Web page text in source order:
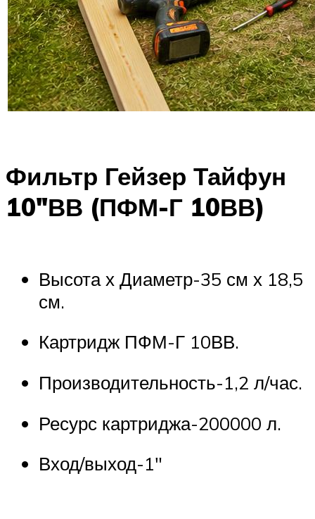
Фильтр Гейзер Тайфун
10″ВВ (ПФМ-Г 10ВВ)
Высота х Диаметр-35 см х 18,5
см.
Картридж ПФМ-Г 10ВВ.
Производительность-1,2 л/час.
Ресурс картриджа-200000 л.
Вход/выход-1″